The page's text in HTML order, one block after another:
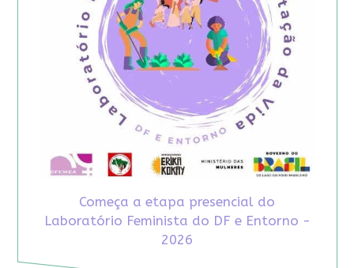
Começa a etapa presencial do
Laboratório Feminista do DF e Entorno -
2026